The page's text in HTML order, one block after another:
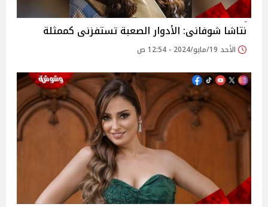
نتاشا شوفانى: الأدوار الصعبة تستفزنى كممثلة
الأحد 19/مايو/2024 - 12:54 ص